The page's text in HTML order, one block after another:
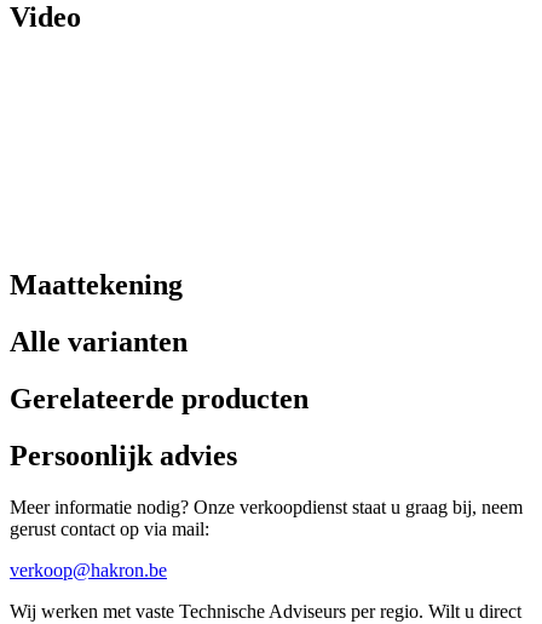
Video
Maattekening
Alle varianten
Gerelateerde producten
Persoonlijk advies
Meer informatie nodig? Onze verkoopdienst staat u graag bij, neem
gerust contact op via mail:
verkoop@hakron.be
Wij werken met vaste Technische Adviseurs per regio. Wilt u direct